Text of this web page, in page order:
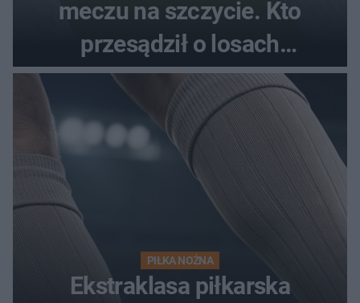
meczu na szczycie. Kto
przesądził o losach
spotkania?
PIŁKA NOŻNA
Ekstraklasa piłkarska